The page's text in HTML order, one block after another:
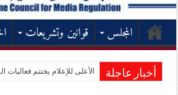
المجلس قوانين وتشريعات
أخبار عاجلة الأعلى للإعلام يختتم فعاليات